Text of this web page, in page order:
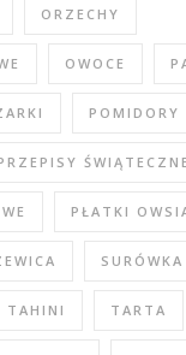
ORZECHY
OWOCE
POMIDORY
ŚWIĄTECZNE
PŁATKI
SURÓWKA
TAHINI TARTA